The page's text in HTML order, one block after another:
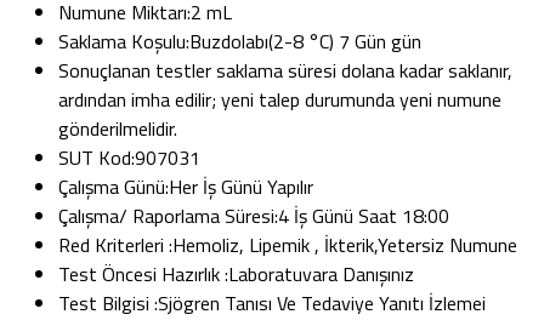
Numune Miktarı:2 mL
Saklama Koşulu:Buzdolabı(2-8 °C) 7 Gün gün
Sonuçlanan testler saklama süresi dolana kadar saklanır,
ardından imha edilir; yeni talep durumunda yeni numune
gönderilmelidir.
SUT Kod:907031
Çalışma Günü:Her İş Günü Yapılır
Çalışma/ Raporlama Süresi:4 İş Günü Saat 18:00
Red Kriterleri :Hemoliz, Lipemik , İkterik,Yetersiz Numune
Test Öncesi Hazırlık :Laboratuvara Danışınız
Test Bilgisi :Sjögren Tanısı Ve Tedaviye Yanıtı İzlemei